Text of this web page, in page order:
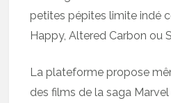
petites pépites limite indé
Happy, Altered Carbon ou
La plateforme propose
des films de la saga